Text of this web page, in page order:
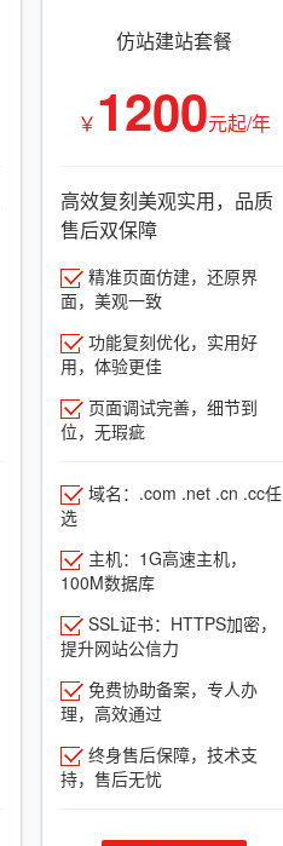
仿站建站套餐
￥ 1200元起/年
高效复刻美观实用，品质
售后双保障
精准页面仿建，还原界
面，美观一致
功能复刻优化，实用好
用，体验更佳
页面调试完善，细节到
位，无瑕疵
域名：.com .net .cn .cc任
选
主机：1G高速主机，
100M数据库
SSL证书：HTTPS加密，
提升网站公信力
免费协助备案，专人办
理，高效通过
终身售后保障，技术支
持，售后无忧